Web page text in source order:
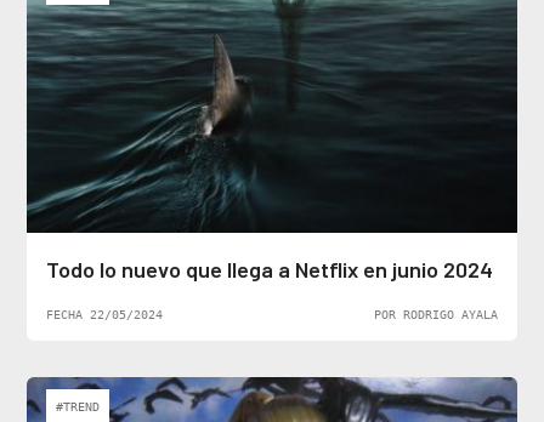
Todo lo nuevo que llega a Netflix en junio 2024
FECHA 22/05/2024 POR RODRIGO AYALA
#TREND